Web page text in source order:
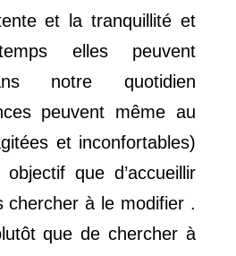
et la tranquillité et
elles peuvent
notre quotidien
peuvent même au
et inconfortables)
objectif que d’accueillir
chercher à le modifier .
que de chercher à